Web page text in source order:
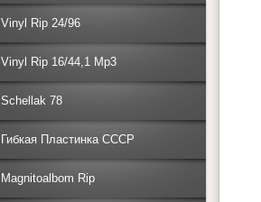
Vinyl Rip 24/96
Vinyl Rip 16/44,1 Mp3
Schellak 78
Гибкая Пластинка СССР
Magnitoalbom Rip